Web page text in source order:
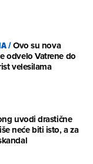
/Ovo su nova
odvelo Vatrene do
velesilama
uvodi drastične
neće biti isto, a za